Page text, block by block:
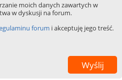
moich danych zawartych w
w dyskusji na forum.
forum i akceptuję jego treść.